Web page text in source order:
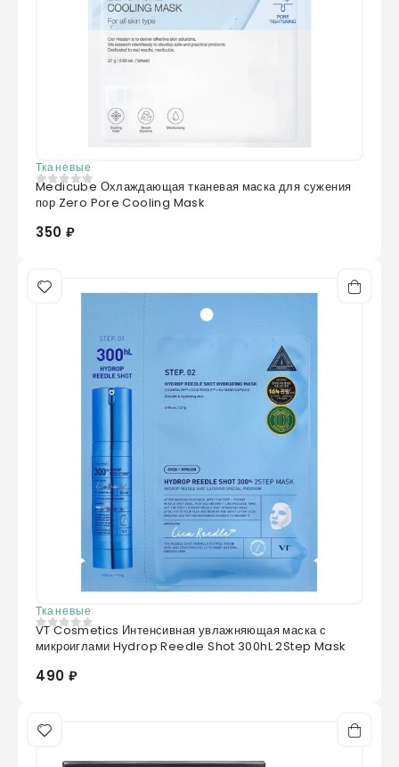
Тканевые
0из 5
Medicube Охлаждающая тканевая маска для сужения
пор Zero Pore Cooling Mask
350 ₽
Тканевые
0 из 5
VT Cosmetics Интенсивная увлажняющая маска с
микроиглами Hydrop Reedle Shot 300hL 2Step Mask
490 ₽